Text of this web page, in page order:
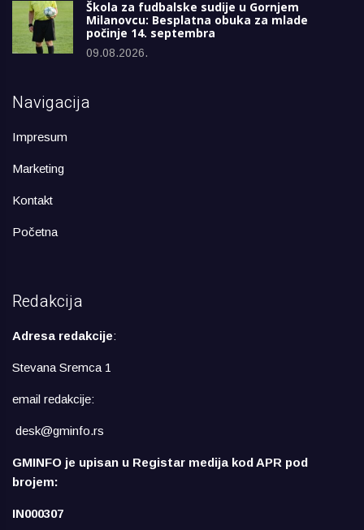
Škola za fudbalske sudije u Gornjem
Milanovcu: Besplatna obuka za mlade
počinje 14. septembra
09.08.2026.
Navigacija
Impresum
Marketing
Kontakt
Početna
Redakcija
Adresa redakcije:
Stevana Sremca 1
email redakcije:
desk@gminfo.rs
GMINFO je upisan u Registar medija kod APR pod
brojem:
IN000307